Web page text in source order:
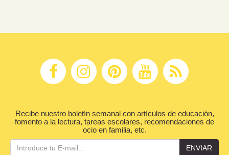
Recibe nuestro boletín semanal con artículos de educación,
fomento a la lectura, tareas escolares, recomendaciones de
ocio en familia, etc.
ENVIAR